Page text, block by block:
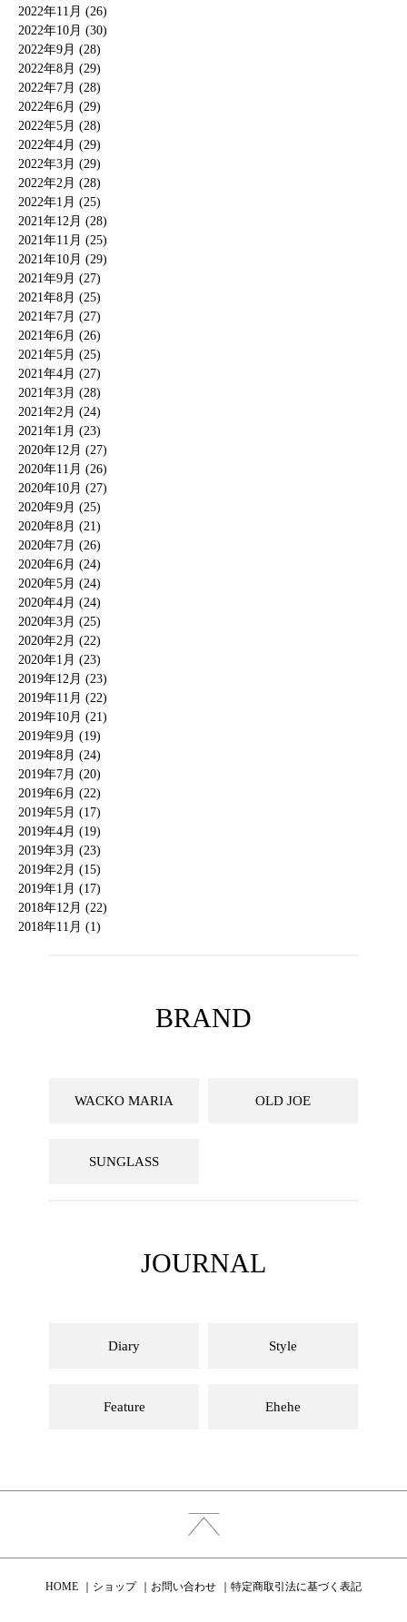
2022年11月 (26)
2022年10月 (30)
2022年9月 (28)
2022年8月 (29)
2022年7月 (28)
2022年6月 (29)
2022年5月 (28)
2022年4月 (29)
2022年3月 (29)
2022年2月 (28)
2022年1月 (25)
2021年12月 (28)
2021年11月 (25)
2021年10月 (29)
2021年9月 (27)
2021年8月 (25)
2021年7月 (27)
2021年6月 (26)
2021年5月 (25)
2021年4月 (27)
2021年3月 (28)
2021年2月 (24)
2021年1月 (23)
2020年12月 (27)
2020年11月 (26)
2020年10月 (27)
2020年9月 (25)
2020年8月 (21)
2020年7月 (26)
2020年6月 (24)
2020年5月 (24)
2020年4月 (24)
2020年3月 (25)
2020年2月 (22)
2020年1月 (23)
2019年12月 (23)
2019年11月 (22)
2019年10月 (21)
2019年9月 (19)
2019年8月 (24)
2019年7月 (20)
2019年6月 (22)
2019年5月 (17)
2019年4月 (19)
2019年3月 (23)
2019年2月 (15)
2019年1月 (17)
2018年12月 (22)
2018年11月 (1)
BRAND
WACKO MARIA OLD JOE
SUNGLASS
JOURNAL
Diary Style
Feature Ehehe
HOME ショップ お問い合わせ 特定商取引法に基づく表記